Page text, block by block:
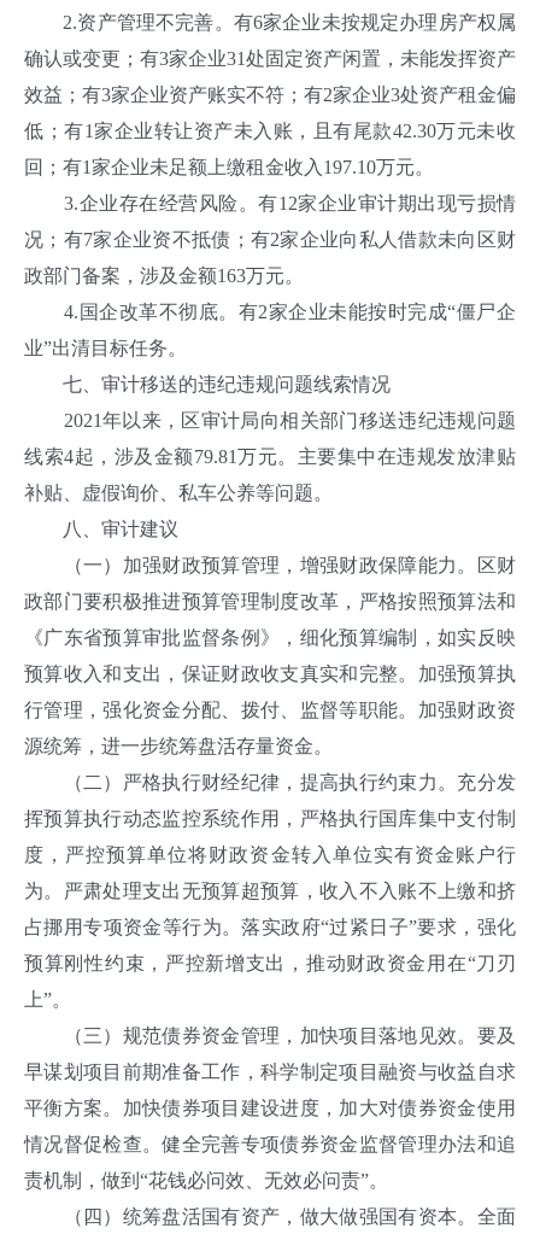
2.资产管理不完善。有6家企业未按规定办理房产权属
确认或变更；有3家企业31处固定资产闲置，未能发挥资产
效益；有3家企业资产账实不符；有2家企业3处资产租金偏
低；有1家企业转让资产未入账，且有尾款42.30万元未收
回；有1家企业未足额上缴租金收入197.10万元。
3.企业存在经营风险。有12家企业审计期出现亏损情
况；有7家企业资不抵债；有2家企业向私人借款未向区财
政部门备案，涉及金额163万元。
4.国企改革不彻底。有2家企业未能按时完成“僵尸企
业”出清目标任务。
七、审计移送的违纪违规问题线索情况
2021年以来，区审计局向相关部门移送违纪违规问题
线索4起，涉及金额79.81万元。主要集中在违规发放津贴
补贴、虚假询价、私车公养等问题。
八、审计建议
（一）加强财政预算管理，增强财政保障能力。区财
政部门要积极推进预算管理制度改革，严格按照预算法和
《广东省预算审批监督条例》，细化预算编制，如实反映
预算收入和支出，保证财政收支真实和完整。加强预算执
行管理，强化资金分配、拨付、监督等职能。加强财政资
源统筹，进一步统筹盘活存量资金。
（二）严格执行财经纪律，提高执行约束力。充分发
挥预算执行动态监控系统作用，严格执行国库集中支付制
度，严控预算单位将财政资金转入单位实有资金账户行
为。严肃处理支出无预算超预算，收入不入账不上缴和挤
占挪用专项资金等行为。落实政府“过紧日子”要求，强化
预算刚性约束，严控新增支出，推动财政资金用在“刀刃
上”。
（三）规范债券资金管理，加快项目落地见效。要及
早谋划项目前期准备工作，科学制定项目融资与收益自求
平衡方案。加快债券项目建设进度，加大对债券资金使用
情况督促检查。健全完善专项债券资金监督管理办法和追
责机制，做到“花钱必问效、无效必问责”。
（四）统筹盘活国有资产，做大做强国有资本。全面